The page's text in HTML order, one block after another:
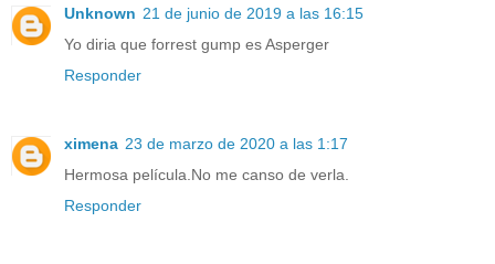
Unknown 21 de junio de 2019 a las 16:15
Yo diria que forrest gump es Asperger
Responder
ximena 23 de marzo de 2020 a las 1:17
Hermosa película.No me canso de verla.
Responder